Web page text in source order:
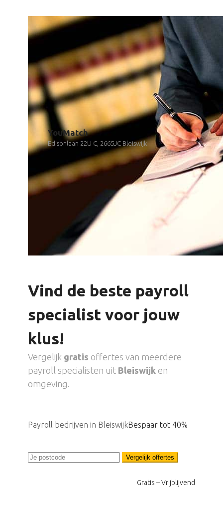
YouMatch
Edisonlaan 22U C, 2665JC Bleiswijk
Vind de beste payroll
specialist voor jouw
klus!
Vergelijk gratis offertes van meerdere
payroll specialisten uit Bleiswijk en
omgeving.
Payroll bedrijven in BleiswijkBespaar tot 40%
Vergelijk offertes
Gratis – Vrijblijvend